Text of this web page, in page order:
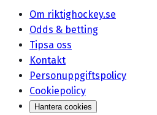
Om riktighockey.se
Odds & betting
Tipsa oss
Kontakt
Personuppgiftspolicy
Cookiepolicy
Hantera cookies